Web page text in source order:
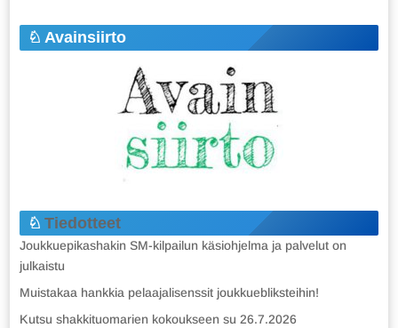
Avainsiirto
Tiedotteet
Joukkuepikashakin SM-kilpailun käsiohjelma ja palvelut on
julkaistu
Muistakaa hankkia pelaajalisenssit joukkuebliksteihin!
Kutsu shakkituomarien kokoukseen su 26.7.2026